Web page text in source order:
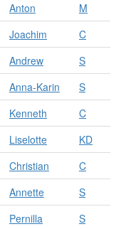
Anton
M
Joachim
C
Andrew
S
Anna-Karin
S
Kenneth
C
Liselotte
KD
Christian
C
Annette
S
Pernilla
S